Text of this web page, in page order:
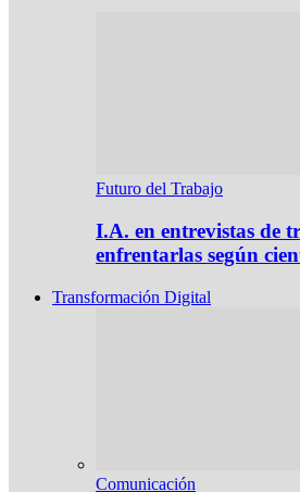
Futuro del Trabajo
I.A. en entrevistas de
enfrentarlas según
Transformación Digital
Comunicación